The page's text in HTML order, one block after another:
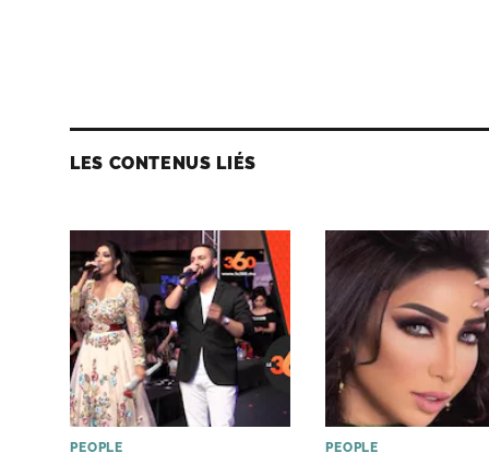
LES CONTENUS LIÉS
PEOPLE PEOPLE